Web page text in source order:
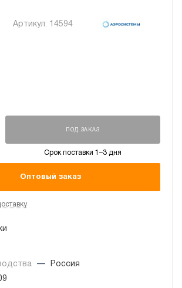
Артикул: 14594
ПОД ЗАКАЗ
Срок поставки 1–3 дня
Оптовый заказ
—
Россия